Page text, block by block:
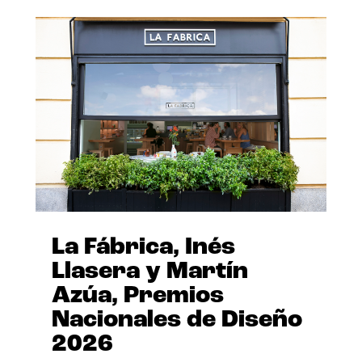
La Fábrica, Inés
Llasera y Martín
Azúa, Premios
Nacionales de Diseño
2026